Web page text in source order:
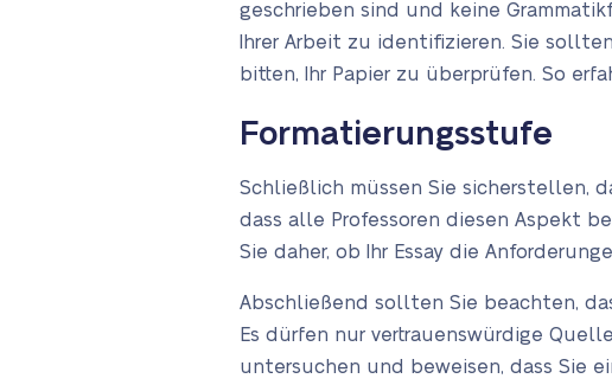
geschrieben sind und keine
Ihrer Arbeit zu identifizieren. Sie
bitten, Ihr Papier zu überprüfen. So
Formatierungsstufe
Schließlich müssen Sie sicherstellen,
dass alle Professoren diesen Aspekt
Sie daher, ob Ihr Essay die
Abschließend sollten Sie beachten,
Es dürfen nur vertrauenswürdige
untersuchen und beweisen, dass Sie